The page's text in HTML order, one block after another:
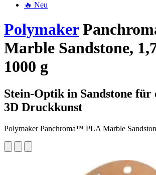
🔥 Neu
Polymaker
Marble Sandstone,
1000 g
Stein-Optik in Sandstone für
3D Druckkunst
Polymaker Panchroma™ PLA Marble